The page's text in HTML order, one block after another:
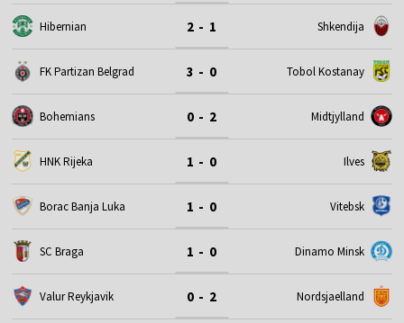
Hibernian 2 - 1 Shkendija
FK Partizan Belgrad 3 - 0 Tobol Kostanay
Bohemians 0 - 2 Midtjylland
HNK Rijeka 1 - 0 Ilves
Borac Banja Luka 1 - 0 Vitebsk
SC Braga 1 - 0 Dinamo Minsk
Valur Reykjavik 0 - 2 Nordsjaelland